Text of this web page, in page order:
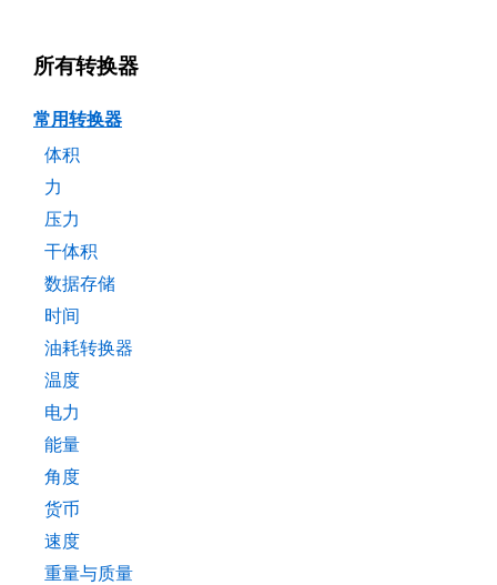
所有转换器
常用转换器
体积
力
压力
干体积
数据存储
时间
油耗转换器
温度
电力
能量
角度
货币
速度
重量与质量